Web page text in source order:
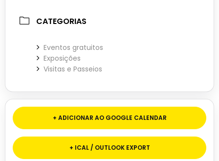
CATEGORIAS
Eventos gratuitos
Exposições
Visitas e Passeios
+ ADICIONAR AO GOOGLE CALENDAR
+ ICAL / OUTLOOK EXPORT